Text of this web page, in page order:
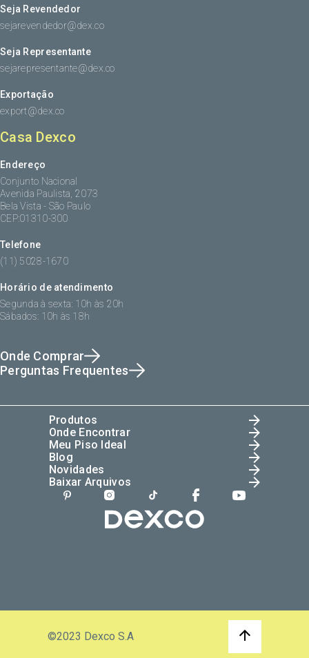
Seja Revendedor
sejarevendedor@dex.co
Seja Representante
sejarepresentante@dex.co
Exportação
export@dex.co
Casa Dexco
Endereço
Conjunto Nacional
Avenida Paulista, 2073
Bela Vista - São Paulo
CEP:01310-300
Telefone
(11) 5028-1670
Horário de atendimento
Segunda à sexta: 10h às 20h
Sábados: 10h às 18h
Onde Comprar
Perguntas Frequentes
Produtos
Onde Encontrar
Meu Piso Ideal
Blog
Novidades
Baixar Arquivos
©2023 Dexco S.A